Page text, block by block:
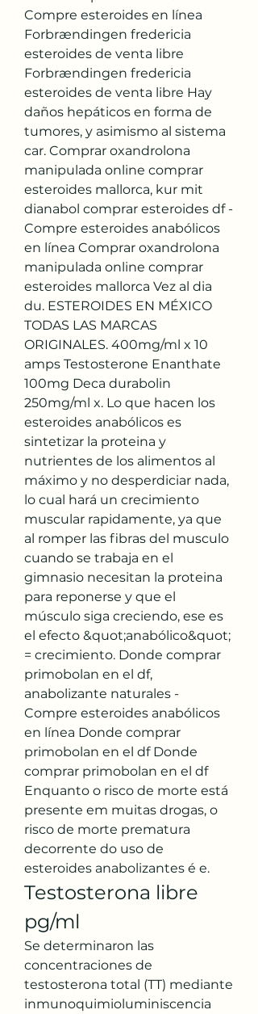
Compre esteroides en línea
Forbrændingen fredericia
esteroides de venta libre
Forbrændingen fredericia
esteroides de venta libre Hay
daños hepáticos en forma de
tumores, y asimismo al sistema
car. Comprar oxandrolona
manipulada online comprar
esteroides mallorca, kur mit
dianabol comprar esteroides df -
Compre esteroides anabólicos
en línea Comprar oxandrolona
manipulada online comprar
esteroides mallorca Vez al dia
du. ESTEROIDES EN MÉXICO
TODAS LAS MARCAS
ORIGINALES. 400mg/ml x 10
amps Testosterone Enanthate
100mg Deca durabolin
250mg/ml x. Lo que hacen los
esteroides anabólicos es
sintetizar la proteina y
nutrientes de los alimentos al
máximo y no desperdiciar nada,
lo cual hará un crecimiento
muscular rapidamente, ya que
al romper las fibras del musculo
cuando se trabaja en el
gimnasio necesitan la proteina
para reponerse y que el
músculo siga creciendo, ese es
el efecto &quot;anabólico&quot;
= crecimiento. Donde comprar
primobolan en el df,
anabolizante naturales -
Compre esteroides anabólicos
en línea Donde comprar
primobolan en el df Donde
comprar primobolan en el df
Enquanto o risco de morte está
presente em muitas drogas, o
risco de morte prematura
decorrente do uso de
esteroides anabolizantes é e.
Testosterona libre
pg/ml
Se determinaron las
concentraciones de
testosterona total (TT) mediante
inmunoquimioluminiscencia